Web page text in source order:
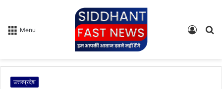
Menu
Log
उत्तरप्रदेश